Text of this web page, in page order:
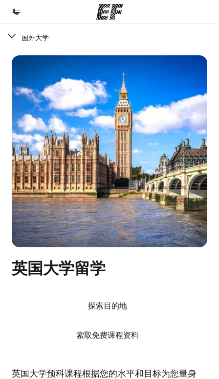
欢迎来到英孚教育
查看所有英孚提供的课程
办公室
查找您附近的办公室
关于我们
企业文化
职业发展
加入我们
国外大学
英国大学留学
英国大学预科课程根据您的水平和目标为您量身
探索目的地
索取免费课程资料